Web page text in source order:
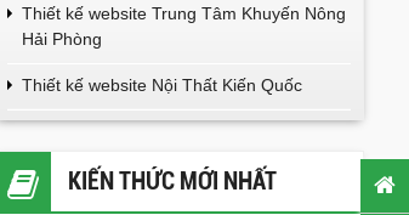
Thiết kế website Trung Tâm Khuyến Nông
Hải Phòng
Thiết kế website Nội Thất Kiến Quốc
KIẾN THỨC MỚI NHẤT